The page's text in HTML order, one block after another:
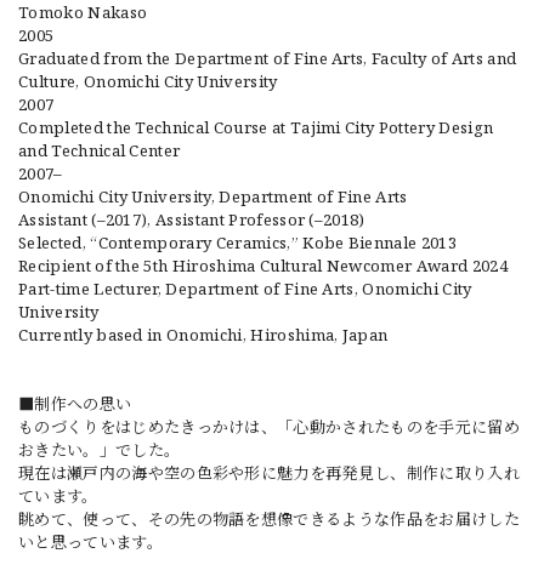
Tomoko Nakaso
2005
Graduated from the Department of Fine Arts, Faculty of Arts and
Culture, Onomichi City University
2007
Completed the Technical Course at Tajimi City Pottery Design
and Technical Center
2007–
Onomichi City University, Department of Fine Arts
Assistant (–2017), Assistant Professor (–2018)
Selected, “Contemporary Ceramics,” Kobe Biennale 2013
Recipient of the 5th Hiroshima Cultural Newcomer Award 2024
Part-time Lecturer, Department of Fine Arts, Onomichi City
University
Currently based in Onomichi, Hiroshima, Japan
■制作への思い
ものづくりをはじめたきっかけは、「心動かされたものを手元に留め
おきたい。」でした。
現在は瀬戸内の海や空の色彩や形に魅力を再発見し、制作に取り入れ
ています。
眺めて、使って、その先の物語を想像できるような作品をお届けした
いと思っています。